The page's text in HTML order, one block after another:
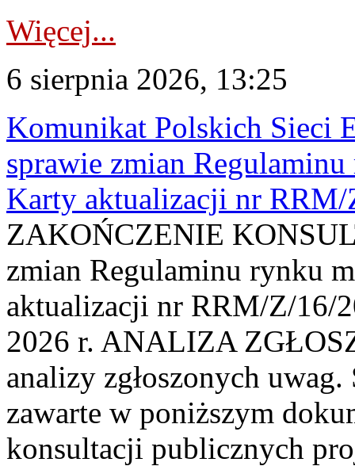
Więcej...
6 sierpnia 2026, 13:25
Komunikat Polskich Sieci
sprawie zmian
Karty aktualizacji nr
ZAKOŃCZENIE
zmian Regulaminu rynku
aktualizacji nr RRM/Z/16/
2026 r. ANALIZA
analizy zgłoszonych
zawarte w poniższym
konsultacji publicznych